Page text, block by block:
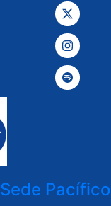
Sede Pacífico